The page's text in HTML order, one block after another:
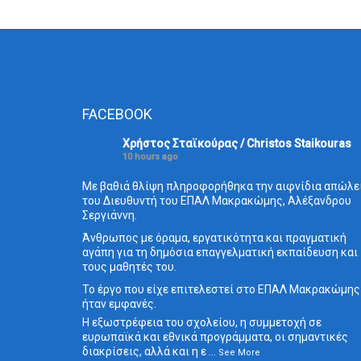
FACEBOOK
Χρήστος Σταϊκούρας / Christos Staikouras
10 hours ago
Με βαθιά θλίψη πληροφορήθηκα την αιφνίδια
του Διευθυντή του ΕΠΑΛ Μακρακώμης, Αλέξανδρου
Σεργιάννη.
Άνθρωπος με όραμα, εργατικότητα και πραγματική
αγάπη για τη δημόσια επαγγελματική εκπαίδευση και
τους μαθητές του.
Το έργο που είχε επιτελεστεί στο ΕΠΑΛ Μακρακώμης
ήταν εμφανές.
Η εξωστρέφεια του σχολείου, η συμμετοχή σε
ευρωπαϊκά και εθνικά προγράμματα, οι σημαντικές
διακρίσεις, αλλά και η ε... See More